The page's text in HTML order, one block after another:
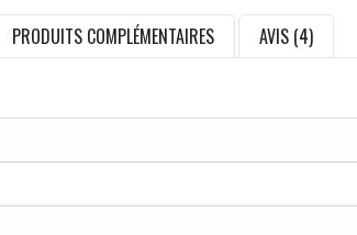
PRODUITS COMPLÉMENTAIRES AVIS (4)